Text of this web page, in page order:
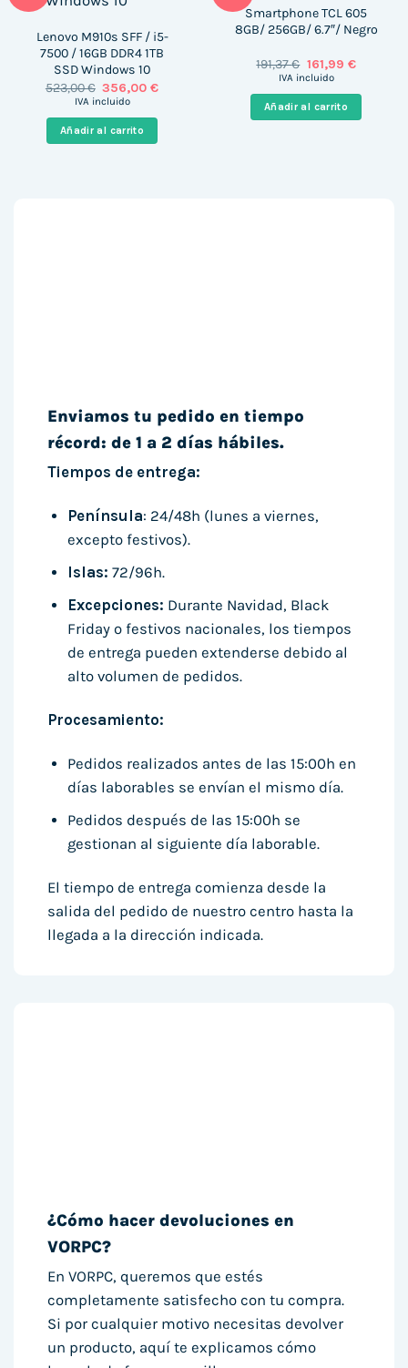
Lenovo M910s SFF / i5-
7500 / 16GB DDR4 1TB
SSD Windows 10
523,00€ El
precio
era:
523,00 €.
356,00€El
IVA incluido
Añadir al carrito
Smartphone TCL 605
8GB/ 256GB/ 6.7″/ Negro
191,37€ El
precio
era:
191,37 €.
161,99 €El
es:
161,99 €.
IVA incluido
Añadir al carrito
Enviamos tu pedido en tiempo
récord: de 1 a 2 días hábiles.
Tiempos de entrega:
Península: 24/48h (lunes a viernes,
excepto festivos).
Islas: 72/96h.
Excepciones: Durante Navidad, Black
Friday o festivos nacionales, los tiempos
de entrega pueden extenderse debido al
alto volumen de pedidos.
Procesamiento:
Pedidos realizados antes de las 15:00h en
días laborables se envían el mismo día.
Pedidos después de las 15:00h se
gestionan al siguiente día laborable.
El tiempo de entrega comienza desde la
salida del pedido de nuestro centro hasta la
llegada a la dirección indicada.
¿Cómo hacer devoluciones en
VORPC?
En VORPC, queremos que estés
completamente satisfecho con tu compra.
Si por cualquier motivo necesitas devolver
un producto, aquí te explicamos cómo